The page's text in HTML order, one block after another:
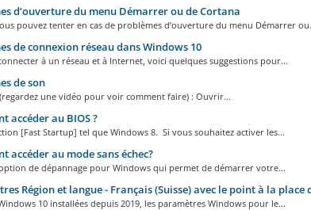
d’ouverture du menu Démarrer ou de Cortana
pouvez tenter en cas de problèmes d’ouverture du menu Démarrer
de connexion réseau dans Windows 10
à un réseau et à Internet, voici quelques suggestions pour...
de son
(regardez une vidéo pour voir comment faire) : Ouvrir...
accéder au BIOS ?
[Fast Startup] tel que Windows 8. Si vous souhaitez activer les...
accéder au mode sans échec?
de dépannage pour Windows qui permet de démarrer votre...
Région et langue - Français (Suisse) avec le point à la place
10 installées depuis 2019, les paramètres Windows pour le...